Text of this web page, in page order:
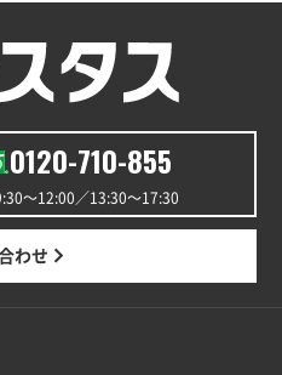
0120-710-855
〜12:00／13:30〜17:30
わせ